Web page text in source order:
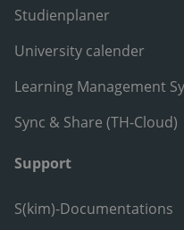
Studienplaner
University calender
Learning Management
Sync & Share (TH-Cloud)
Support
S(kim)-Documentations